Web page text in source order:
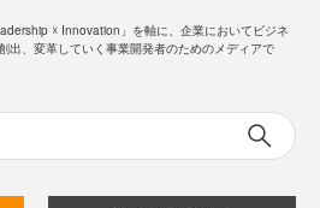
☓ Innovation」を軸に、企業においてビジネ
出、変革していく事業開発者のためのメディアで